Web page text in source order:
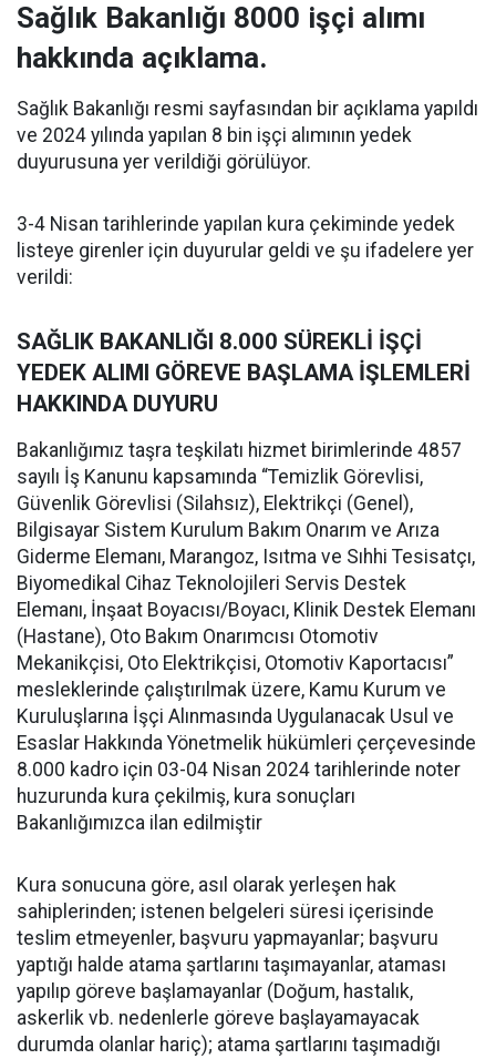
Sağlık Bakanlığı 8000 işçi alımı
hakkında açıklama.
Sağlık Bakanlığı resmi sayfasından bir açıklama yapıldı
ve 2024 yılında yapılan 8 bin işçi alımının yedek
duyurusuna yer verildiği görülüyor.
3-4 Nisan tarihlerinde yapılan kura çekiminde yedek
listeye girenler için duyurular geldi ve şu ifadelere yer
verildi:
SAĞLIK BAKANLIĞI 8.000 SÜREKLİ İŞÇİ
YEDEK ALIMI GÖREVE BAŞLAMA İŞLEMLERİ
HAKKINDA DUYURU
Bakanlığımız taşra teşkilatı hizmet birimlerinde 4857
sayılı İş Kanunu kapsamında “Temizlik Görevlisi,
Güvenlik Görevlisi (Silahsız), Elektrikçi (Genel),
Bilgisayar Sistem Kurulum Bakım Onarım ve Arıza
Giderme Elemanı, Marangoz, Isıtma ve Sıhhi Tesisatçı,
Biyomedikal Cihaz Teknolojileri Servis Destek
Elemanı, İnşaat Boyacısı/Boyacı, Klinik Destek Elemanı
(Hastane), Oto Bakım Onarımcısı Otomotiv
Mekanikçisi, Oto Elektrikçisi, Otomotiv Kaportacısı”
mesleklerinde çalıştırılmak üzere, Kamu Kurum ve
Kuruluşlarına İşçi Alınmasında Uygulanacak Usul ve
Esaslar Hakkında Yönetmelik hükümleri çerçevesinde
8.000 kadro için 03-04 Nisan 2024 tarihlerinde noter
huzurunda kura çekilmiş, kura sonuçları
Bakanlığımızca ilan edilmiştir
Kura sonucuna göre, asıl olarak yerleşen hak
sahiplerinden; istenen belgeleri süresi içerisinde
teslim etmeyenler, başvuru yapmayanlar; başvuru
yaptığı halde atama şartlarını taşımayanlar, ataması
yapılıp göreve başlamayanlar (Doğum, hastalık,
askerlik vb. nedenlerle göreve başlayamayacak
durumda olanlar hariç); atama şartlarını taşımadığı